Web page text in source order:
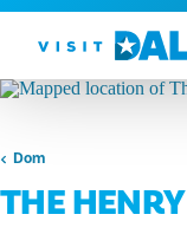
Preskoči na sadržaj
Dom
THE HENRY